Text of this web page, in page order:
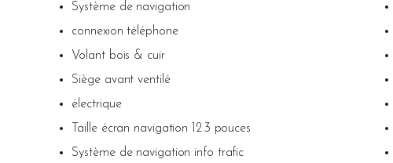
Système de navigation
connexion téléphone
Volant bois & cuir
Siège avant ventilé
électrique
Taille écran navigation 12.3 pouces
Système de navigation info trafic